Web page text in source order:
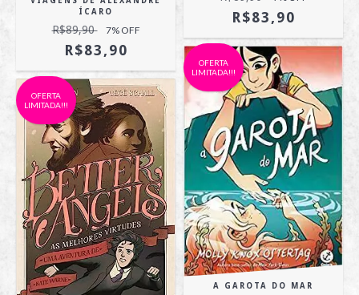
ÍCARO
R$89,90 7% OFF
R$83,90
R$83,90
OFERTA
LIMITADA!!!
OFERTA
LIMITADA!!!
A GAROTA DO MAR